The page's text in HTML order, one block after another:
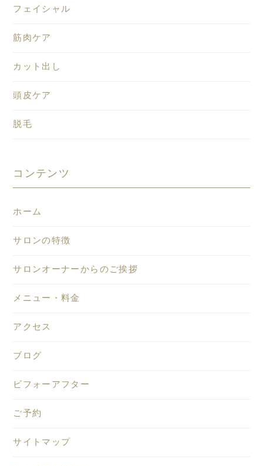
フェイシャル
筋肉ケア
カット出し
頭皮ケア
脱毛
コンテンツ
ホーム
サロンの特徴
サロンオーナーからのご挨拶
メニュー・料金
アクセス
ブログ
ビフォーアフター
ご予約
サイトマップ